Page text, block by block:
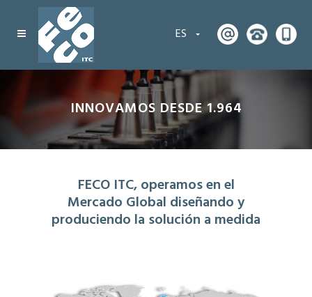
ES
INNOVAMOS DESDE 1.964
FECO ITC, operamos en el
Mercado Global diseñando y
produciendo la solución a medida